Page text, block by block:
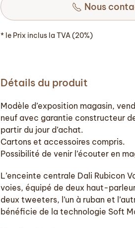
était :
2
100,00 €.
est :
1
Nous
* le Prix inclus la TVA (20%)
Détails du produit
Modèle d’exposition magasin,
neuf avec garantie constructeur
partir du jour d’achat.
Cartons et accessoires compris.
Possibilité de venir l’écouter en
L’enceinte centrale Dali Rubicon
voies, équipé de deux haut-
deux tweeters, l’un à ruban et
bénéficie de la technologie Soft